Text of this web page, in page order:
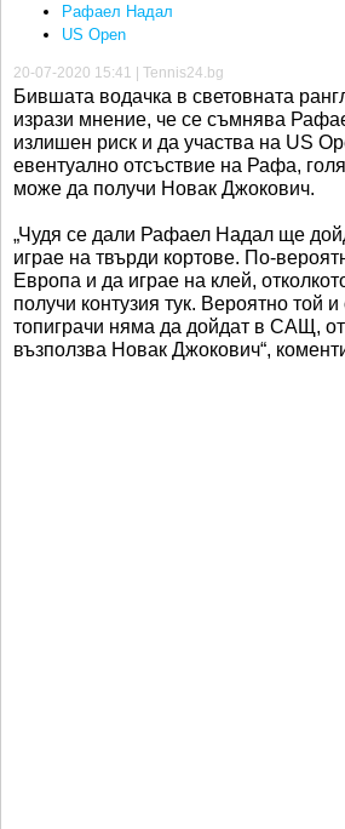
Рафаел Надал
US Open
20-07-2020 15:41 | Tennis24.bg
Бившата водачка в световната
изрази мнение, че се съмнява
излишен риск и да участва на US
евентуално отсъствие на Рафа,
може да получи Новак Джокович.
„Чудя се дали Рафаел Надал ще
играе на твърди кортове. По-
Европа и да играе на клей,
получи контузия тук. Вероятно той
топиграчи няма да дойдат в САЩ,
възползва Новак Джокович“,